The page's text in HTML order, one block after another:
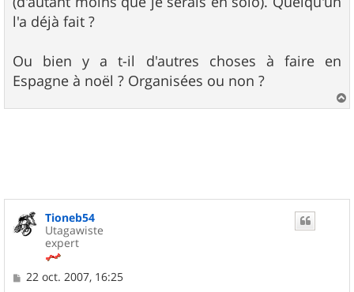
l'a déjà fait ?
Ou bien y a t-il d'autres choses à faire en
Espagne à noël ? Organisées ou non ?
a
Tioneb54
Utagawiste
expert
M
22 oct. 2007, 16:25